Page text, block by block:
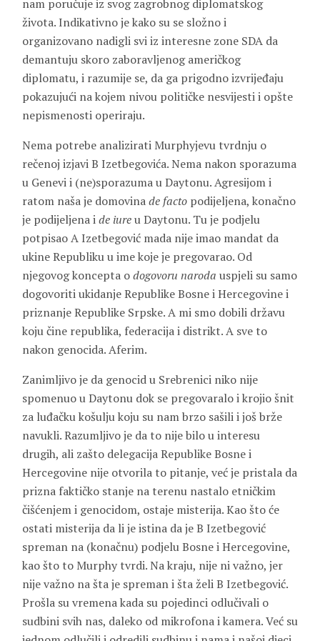
nam poručuje iz svog zagrobnog diplomatskog
života. Indikativno je kako su se složno i
organizovano nadigli svi iz interesne zone SDA da
demantuju skoro zaboravljenog američkog
diplomatu, i razumije se, da ga prigodno izvrijeđaju
pokazujući na kojem nivou političke nesvijesti i opšte
nepismenosti operiraju.
Nema potrebe analizirati Murphyjevu tvrdnju o
rečenoj izjavi B Izetbegovića. Nema nakon sporazuma
u Genevi i (ne)sporazuma u Daytonu. Agresijom i
ratom naša je domovinade facto podijeljena, konačno
je podijeljena ide iureu Daytonu. Tu je podjelu
potpisao A Izetbegović mada nije imao mandat da
ukine Republiku u ime koje je pregovarao. Od
njegovog koncepta odogovoru naroda uspjeli su samo
dogovoriti ukidanje Republike Bosne i Hercegovine i
priznanje Republike Srpske. A mi smo dobili državu
koju čine republika, federacija i distrikt. A sve to
nakon genocida. Aferim.
Zanimljivo je da genocid u Srebrenici niko nije
spomenuo u Daytonu dok se pregovaralo i krojio šnit
za luđačku košulju koju su nam brzo sašili i još brže
navukli. Razumljivo je da to nije bilo u interesu
drugih, ali zašto delegacija Republike Bosne i
Hercegovine nije otvorila to pitanje, već je pristala da
prizna faktičko stanje na terenu nastalo etničkim
čišćenjem i genocidom, ostaje misterija. Kao što će
ostati misterija da li je istina da je B Izetbegović
spreman na (konačnu) podjelu Bosne i Hercegovine,
kao što to Murphy tvrdi. Na kraju, nije ni važno, jer
nije važno na šta je spreman i šta želi B Izetbegović.
Prošla su vremena kada su pojedinci odlučivali o
sudbini svih nas, daleko od mikrofona i kamera. Već su